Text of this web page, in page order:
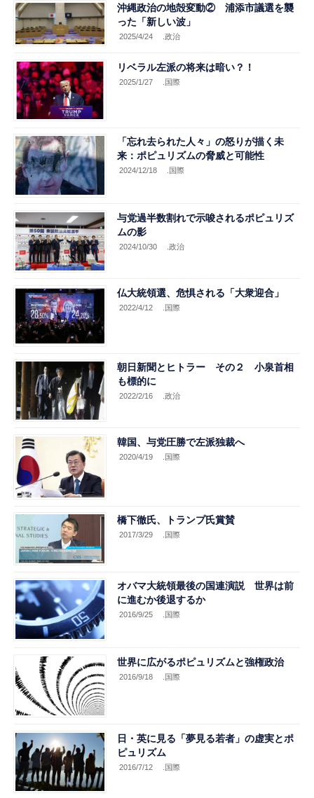
沖縄政治の地殻変動② 浦添市議選を襲
った「新しい波」
2025/4/24 .政治
リベラル左派の将来は暗い？！
2025/1/27 .国際
「忘れ去られた人々」の怒りが描く未
来：ポピュリズムの脅威と可能性
2024/12/18 .国際
与党過半数割れで示唆されるポピュリズ
ムの影
2024/10/30 .政治
仏大統領選、危惧される「大衆迎合」
2022/4/12 .国際
朝日新聞とヒトラー その２ 小泉首相
も標的に
2022/2/16 .政治
韓国、与党圧勝で左派独裁へ
2020/4/19 .国際
橋下徹氏、トランプ氏賞賛
2017/3/29 .国際
オバマ大統領最後の国連演説 世界は前
に進むか後退するか
2016/9/25 .国際
世界に広がるポピュリズムと強権政治
2016/9/18 .国際
日・英に見る「夢見る若者」の虚実とポ
ピュリズム
2016/7/12 .国際